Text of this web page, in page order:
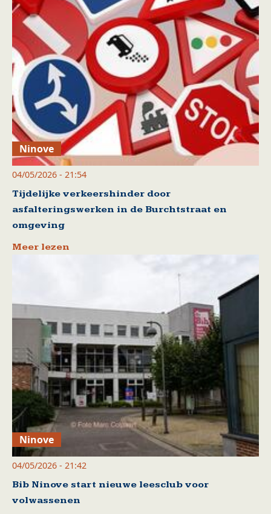
Ninove
04/05/2026 - 21:54
Tijdelijke verkeershinder door
asfalteringswerken in de Burchtstraat en
omgeving
Meer lezen
Ninove
04/05/2026 - 21:42
Bib Ninove start nieuwe leesclub voor
volwassenen